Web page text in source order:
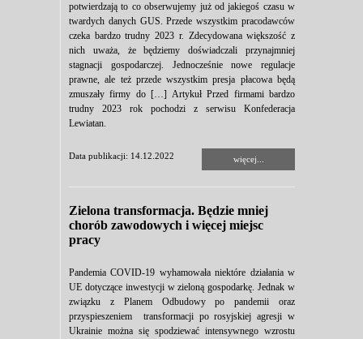
potwierdzają to co obserwujemy już od jakiegoś czasu w
twardych danych GUS. Przede wszystkim pracodawców
czeka bardzo trudny 2023 r. Zdecydowana większość z
nich uważa, że będziemy doświadczali przynajmniej
stagnacji gospodarczej. Jednocześnie nowe regulacje
prawne, ale też przede wszystkim presja płacowa będą
zmuszały firmy do […] Artykuł Przed firmami bardzo
trudny 2023 rok pochodzi z serwisu Konfederacja
Lewiatan.
Data publikacji: 14.12.2022 więcej...
Zielona transformacja. Będzie mniej
chorób zawodowych i więcej miejsc
pracy
Pandemia COVID-19 wyhamowała niektóre działania w
UE dotyczące inwestycji w zieloną gospodarkę. Jednak w
związku z Planem Odbudowy po pandemii oraz
przyspieszeniem transformacji po rosyjskiej agresji w
Ukrainie można się spodziewać intensywnego wzrostu